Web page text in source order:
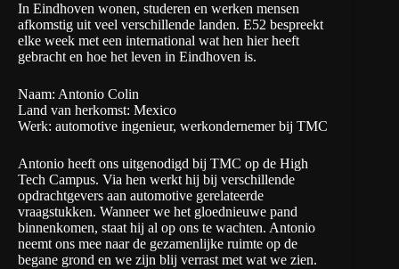
In Eindhoven wonen, studeren en werken mensen
afkomstig uit veel verschillende landen. E52 bespreekt
elke week met een international wat hen hier heeft
gebracht en hoe het leven in Eindhoven is.
Naam: Antonio Colin
Land van herkomst: Mexico
Werk: automotive ingenieur, werkondernemer bij TMC
Antonio heeft ons uitgenodigd bij TMC op de High
Tech Campus. Via hen werkt hij bij verschillende
opdrachtgevers aan automotive gerelateerde
vraagstukken. Wanneer we het gloednieuwe pand
binnenkomen, staat hij al op ons te wachten. Antonio
neemt ons mee naar de gezamenlijke ruimte op de
begane grond en we zijn blij verrast met wat we zien.